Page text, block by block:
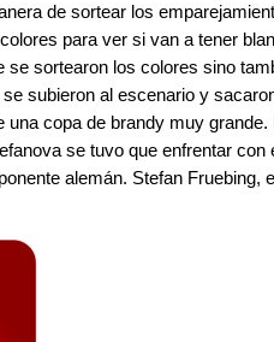
de sortear los
para ver si van a tener
se sortearon los colores sino
subieron al escenario y
copa de brandy muy grande.
se tuvo que enfrentar con
alemán. Stefan Fruebing,